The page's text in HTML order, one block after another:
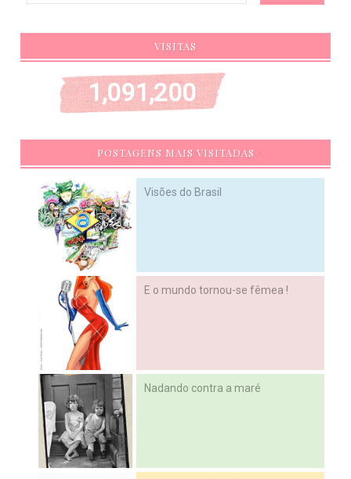
VISITAS
1,091,200
POSTAGENS MAIS VISITADAS
Visões do Brasil
E o mundo tornou-se fêmea !
Nadando contra a maré